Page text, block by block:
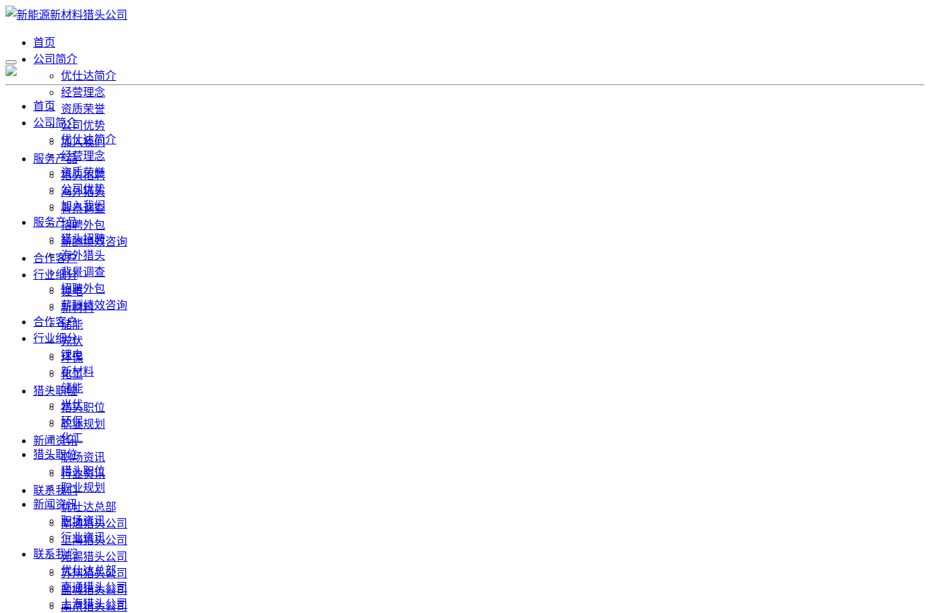
首页
公司简介
优仕达简介
经营理念
资质荣誉
公司优势
加入我们
服务产品
猎头招聘
海外猎头
背景调查
招聘外包
薪酬绩效咨询
合作客户
行业细分
锂电
新材料
储能
光伏
环保
化工
猎头职位
猎头职位
职业规划
新闻资讯
职场资讯
行业资讯
联系我们
优仕达总部
南通猎头公司
上海猎头公司
无锡猎头公司
苏州猎头公司
盐城猎头公司
南京猎头公司
首页
公司简介
优仕达简介
经营理念
资质荣誉
公司优势
加入我们
服务产品
猎头招聘
海外猎头
背景调查
招聘外包
薪酬绩效咨询
合作客户
行业细分
锂电
新材料
储能
光伏
环保
化工
猎头职位
猎头职位
职业规划
新闻资讯
职场资讯
行业资讯
联系我们
优仕达总部
南通猎头公司
上海猎头公司